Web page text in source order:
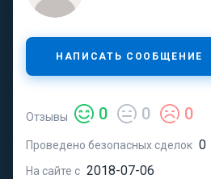
НАПИСАТЬ СООБЩЕНИЕ
Отзывы 0 0 0
Проведено безопасных сделок 0
На сайте с 2018-07-06